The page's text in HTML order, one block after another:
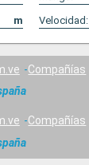
m Velocidad:
Compañías
Compañías